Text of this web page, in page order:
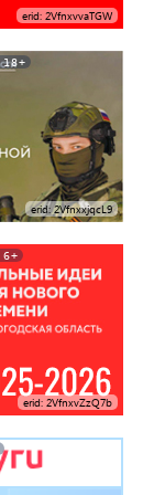
erid: 2VfnxvvaTGW
18+
erid: 2VfnxxjqcL9
6+
erid: 2VfnxvZzQ7b